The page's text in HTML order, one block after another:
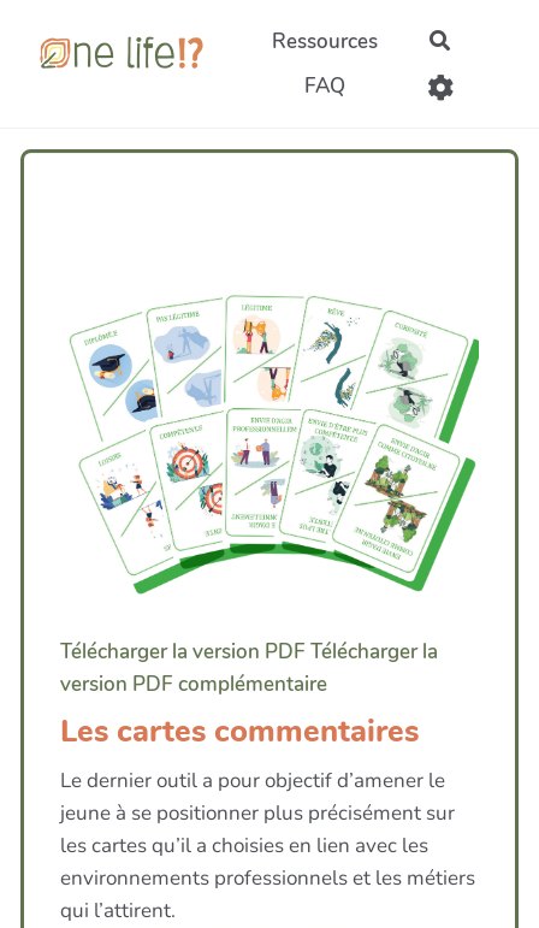
Ressources
FAQ
Télécharger la version PDF Télécharger la
version PDF complémentaire
Les cartes commentaires
Le dernier outil a pour objectif d’amener le
jeune à se positionner plus précisément sur
les cartes qu’il a choisies en lien avec les
environnements professionnels et les métiers
qui l’attirent.